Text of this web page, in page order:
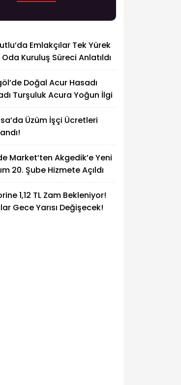
Emlakçılar Tek Yürek
Kuruluş Süreci Anlatıldı
Doğal Acur Hasadı
Turşuluk Acura Yoğun İlgi
Üzüm İşçi Ücretleri
Market’ten Akgedik’e Yeni
20. Şube Hizmete Açıldı
1,12 TL Zam Bekleniyor!
Gece Yarısı Değişecek!